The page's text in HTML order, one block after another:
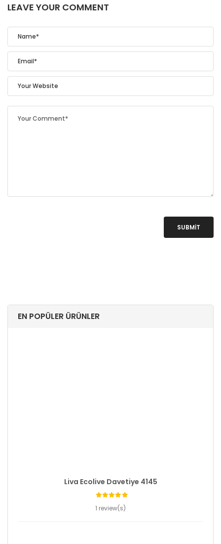
LEAVE YOUR COMMENT
SUBMIT
EN POPÜLER ÜRÜNLER
Liva Ecolive Davetiye 4145
1 review(s)